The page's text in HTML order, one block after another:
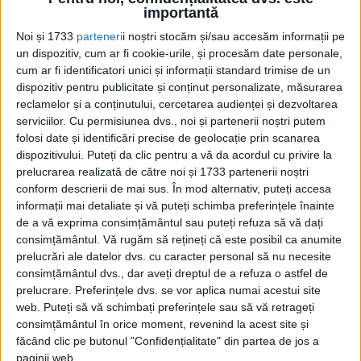
importantă
Noi și 1733 partenerii noștri stocăm și/sau accesăm informații pe
un dispozitiv, cum ar fi cookie-urile, și procesăm date personale,
cum ar fi identificatori unici și informații standard trimise de un
dispozitiv pentru publicitate și conținut personalizate, măsurarea
reclamelor și a conținutului, cercetarea audienței și dezvoltarea
serviciilor. Cu permisiunea dvs., noi și partenerii noștri putem
folosi date și identificări precise de geolocație prin scanarea
dispozitivului. Puteți da clic pentru a vă da acordul cu privire la
prelucrarea realizată de către noi și 1733 partenerii noștri
conform descrierii de mai sus. În mod alternativ, puteți accesa
informații mai detaliate și vă puteți schimba preferințele înainte
de a vă exprima consimțământul sau puteți refuza să vă dați
consimțământul. Vă rugăm să rețineți că este posibil ca anumite
prelucrări ale datelor dvs. cu caracter personal să nu necesite
consimțământul dvs., dar aveți dreptul de a refuza o astfel de
prelucrare. Preferințele dvs. se vor aplica numai acestui site
web. Puteți să vă schimbați preferințele sau să vă retrageți
consimțământul în orice moment, revenind la acest site și
făcând clic pe butonul "Confidențialitate" din partea de jos a
paginii web.
Unii îl văd ca pe un acord istoric, care va marca începutul
Cea mai mare revistă de istorie din Europa!.
Media KIT
PORTOFOLIU
Capital
Evenimentul Zilei